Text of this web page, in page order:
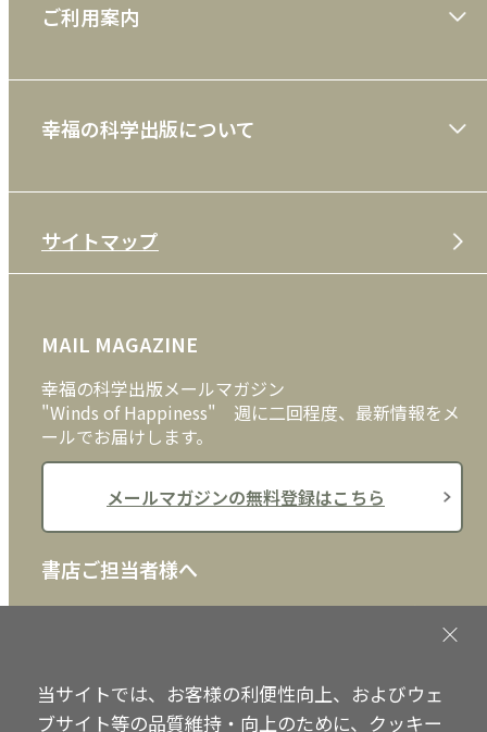
雑誌
CD
DVD・ブルーレイ
外国語
ご利用案内
利用規約
特定商取引法
プライバシーポリシー
クッキーポリシー
幸福の科学出版について
メディア・ライブラリー
サイトマップ
MAIL MAGAZINE
幸福の科学出版メールマガジン
"Winds of Happiness" 週に二回程度、最新情報をメ
ールでお届けします。
メールマガジンの無料登録はこちら
書店ご担当者様へ
書店様向けに、注文書、店頭用POPなどをご用意して
書店ご担当者様へ
当サイトでは、お客様の利便性向上、およびウェ
ブサイト等の品質維持・向上のために、クッキー